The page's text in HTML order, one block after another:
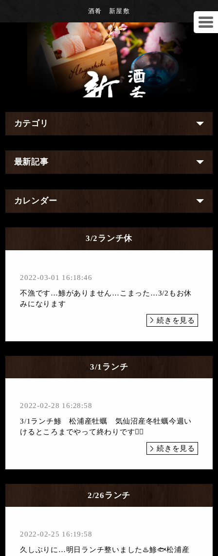
酒肴 新屋敷
カテゴリ
最新記事
カレンダー
3/2ランチ休
2022-03-01 16:18:46
不漁です…鯵がありません…こまった…3/2もお休
みになります
続きを見る
3/1ランチ
2022-02-28 16:28:58
3/1ランチ鯵 松浦産牡蠣 気仙沼産冬牡蠣今週い
けるところまでやって終わりです🙇‍♀️
続きを見る
2/26ランチ
2022-02-25 16:19:58
久しぶりに…明日ランチ整いました♨️鯵🐟松浦産